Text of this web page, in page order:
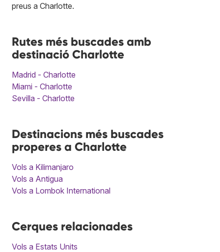
preus a Charlotte.
Rutes més buscades amb
destinació Charlotte
Madrid - Charlotte
Miami - Charlotte
Sevilla - Charlotte
Destinacions més buscades
properes a Charlotte
Vols a Kilimanjaro
Vols a Antigua
Vols a Lombok International
Cerques relacionades
Vols a Estats Units